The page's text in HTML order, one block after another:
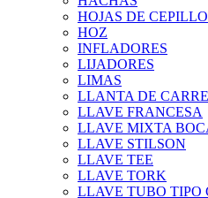
HOJAS DE CEPILLO
HOZ
INFLADORES
LIJADORES
LIMAS
LLANTA DE
LLAVE FRANCESA
LLAVE MIXTA
LLAVE STILSON
LLAVE TEE
LLAVE TORK
LLAVE TUBO TIPO